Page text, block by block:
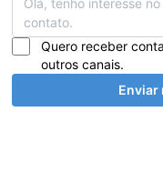
Quero receber
outros canais.
Enviar